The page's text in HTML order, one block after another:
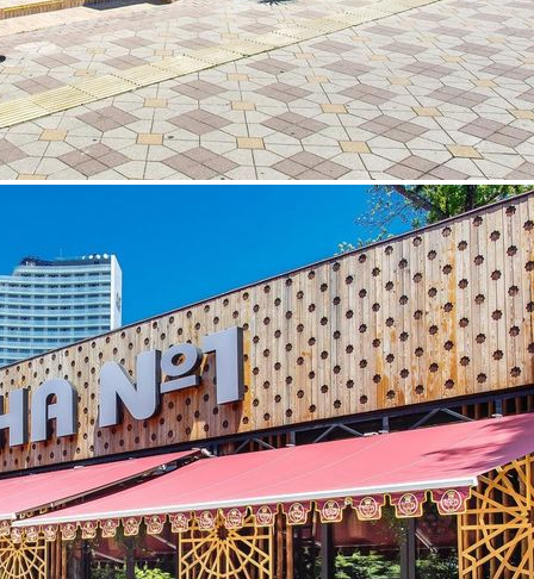
Условия сотрудничества
Инвестиции
от 75 000 000 ₽
Население
100 000
Роялти
5 %
О франшизе компании
"Чайхона №1"